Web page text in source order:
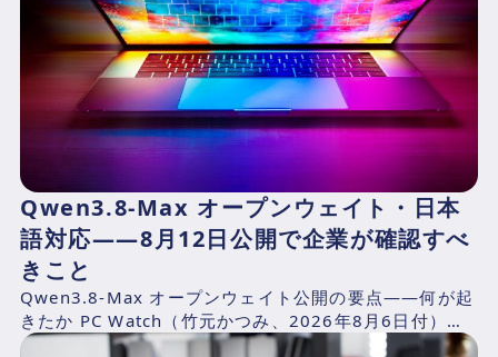
Qwen3.8-Max オープンウェイト・日本
語対応——8月12日公開で企業が確認すべ
きこと
Qwen3.8-Max オープンウェイト公開の要点——何が起
きたか PC Watch（竹元かつみ、2026年8月6日付）の
報道によれば、AlibabaのQwen...